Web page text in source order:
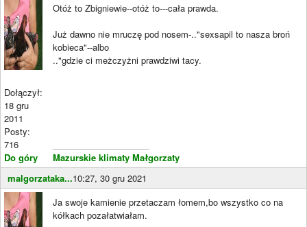
Dołączył:
18 gru
2011
Posty:
716
Do góry
Otóż to Zbigniewie--otóż to---cała prawda.
Już dawno nie mruczę pod nosem-.."sexsapil to nasza broń
kobieca"--albo
.."gdzie ci meżczyżni prawdziwi tacy.
Mazurskie klimaty Małgorzaty
malgorzataka...10:27, 30 gru 2021
Ja swoje kamienie przetaczam łomem,bo wszystko co na
kółkach pozałatwiałam.